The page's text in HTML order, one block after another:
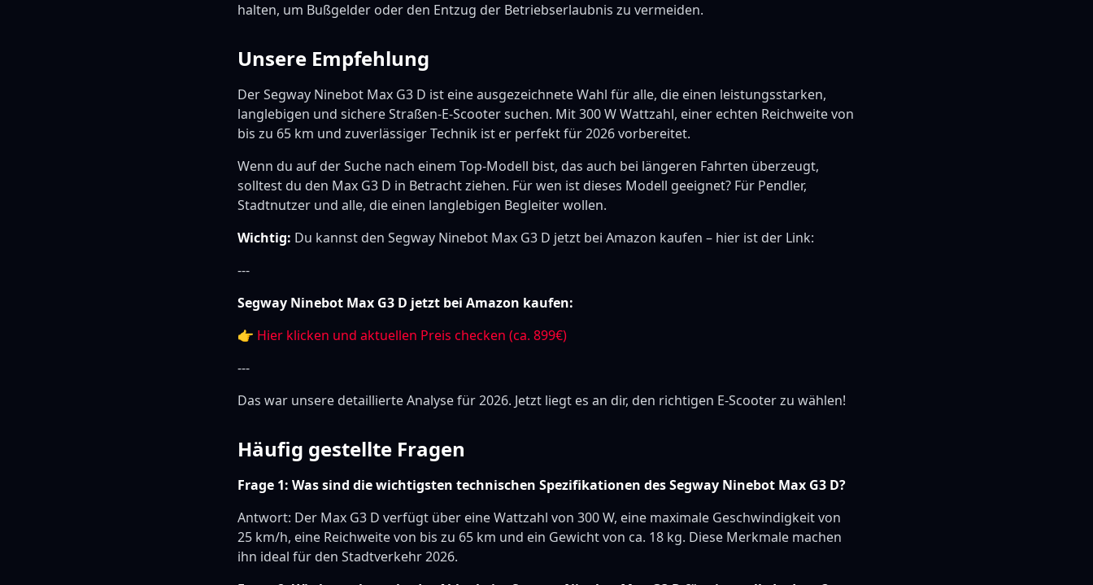
halten, um Bußgelder oder den Entzug der Betriebserlaubnis zu vermeiden.
Unsere Empfehlung
Der Segway Ninebot Max G3 D ist eine ausgezeichnete Wahl für alle, die einen leistungsstarken,
langlebigen und sichere Straßen-E-Scooter suchen. Mit 300 W Wattzahl, einer echten Reichweite von
bis zu 65 km und zuverlässiger Technik ist er perfekt für 2026 vorbereitet.
Wenn du auf der Suche nach einem Top-Modell bist, das auch bei längeren Fahrten überzeugt,
solltest du den Max G3 D in Betracht ziehen. Für wen ist dieses Modell geeignet? Für Pendler,
Stadtnutzer und alle, die einen langlebigen Begleiter wollen.
Wichtig: Du kannst den Segway Ninebot Max G3 D jetzt bei Amazon kaufen – hier ist der Link:
---
Segway Ninebot Max G3 D jetzt bei Amazon kaufen:
👉 Hier klicken und aktuellen Preis checken (ca. 899€)
---
Das war unsere detaillierte Analyse für 2026. Jetzt liegt es an dir, den richtigen E-Scooter zu wählen!
Häufig gestellte Fragen
Frage 1: Was sind die wichtigsten technischen Spezifikationen des Segway Ninebot Max G3 D?
Antwort: Der Max G3 D verfügt über eine Wattzahl von 300 W, eine maximale Geschwindigkeit von
25 km/h, eine Reichweite von bis zu 65 km und ein Gewicht von ca. 18 kg. Diese Merkmale machen
ihn ideal für den Stadtverkehr 2026.